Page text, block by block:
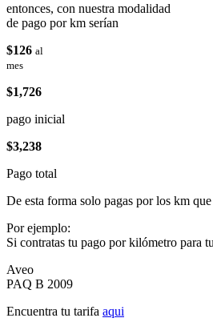
entonces, con nuestra modalidad
de pago por km serían
$126 al
mes
$1,726
pago inicial
$3,238
Pago total
De esta forma solo pagas por los km
Por ejemplo:
Si contratas tu pago por kilómetro para
Aveo
PAQ B 2009
Encuentra tu tarifa aqui